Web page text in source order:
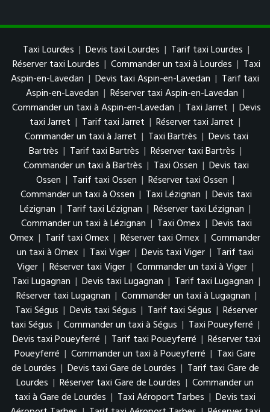
Taxi Lourdes | Devis taxi Lourdes | Tarif taxi Lourdes |
Réserver taxi Lourdes | Commander un taxi à Lourdes | Taxi
Aspin-en-Lavedan | Devis taxi Aspin-en-Lavedan | Tarif taxi
Aspin-en-Lavedan | Réserver taxi Aspin-en-Lavedan |
Commander un taxi à Aspin-en-Lavedan | Taxi Jarret | Devis
taxi Jarret | Tarif taxi Jarret | Réserver taxi Jarret |
Commander un taxi à Jarret | Taxi Bartrès | Devis taxi
Bartrès | Tarif taxi Bartrès | Réserver taxi Bartrès |
Commander un taxi à Bartrès | Taxi Ossen | Devis taxi
Ossen | Tarif taxi Ossen | Réserver taxi Ossen |
Commander un taxi à Ossen | Taxi Lézignan | Devis taxi
Lézignan | Tarif taxi Lézignan | Réserver taxi Lézignan |
Commander un taxi à Lézignan | Taxi Omex | Devis taxi
Omex | Tarif taxi Omex | Réserver taxi Omex | Commander
un taxi à Omex | Taxi Viger | Devis taxi Viger | Tarif taxi
Viger | Réserver taxi Viger | Commander un taxi à Viger |
Taxi Lugagnan | Devis taxi Lugagnan | Tarif taxi Lugagnan |
Réserver taxi Lugagnan | Commander un taxi à Lugagnan |
Taxi Ségus | Devis taxi Ségus | Tarif taxi Ségus | Réserver
taxi Ségus | Commander un taxi à Ségus | Taxi Poueyferré |
Devis taxi Poueyferré | Tarif taxi Poueyferré | Réserver taxi
Poueyferré | Commander un taxi à Poueyferré | Taxi Gare
de Lourdes | Devis taxi Gare de Lourdes | Tarif taxi Gare de
Lourdes | Réserver taxi Gare de Lourdes | Commander un
taxi à Gare de Lourdes | Taxi Aéroport Tarbes | Devis taxi